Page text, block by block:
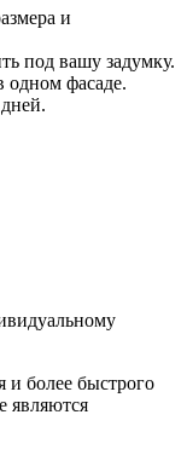
и
под вашу задумку.
одном фасаде.
и более быстрого
являются